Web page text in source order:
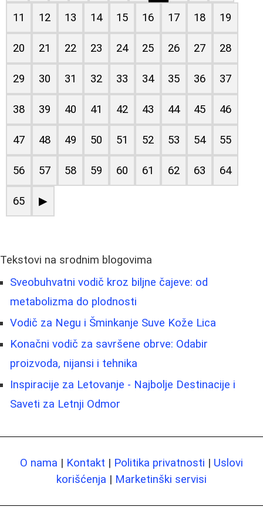
11 12 13 14 15 16 17 18 19
20 21 22 23 24 25 26 27 28
29 30 31 32 33 34 35 36 37
38 39 40 41 42 43 44 45 46
47 48 49 50 51 52 53 54 55
56 57 58 59 60 61 62 63 64
65 ▶
Tekstovi na srodnim blogovima
Sveobuhvatni vodič kroz biljne čajeve: od
metabolizma do plodnosti
Vodič za Negu i Šminkanje Suve Kože Lica
Konačni vodič za savršene obrve: Odabir
proizvoda, nijansi i tehnika
Inspiracije za Letovanje - Najbolje Destinacije i
Saveti za Letnji Odmor
O nama | Kontakt | Politika privatnosti | Uslovi
korišćenja | Marketinški servisi